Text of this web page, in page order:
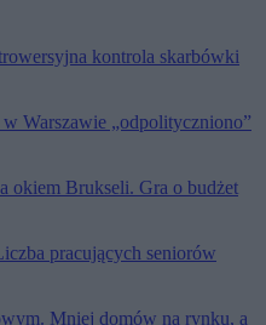
kontrola skarbówki
Warszawie „odpolityczniono”
okiem Brukseli. Gra o budżet
pracujących seniorów
Mniej domów na rynku, a